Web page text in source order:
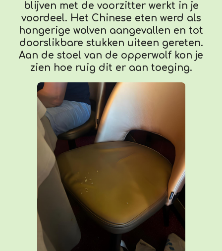
blijven met de voorzitter werkt in je
voordeel. Het Chinese eten werd als
hongerige wolven aangevallen en tot
doorslikbare stukken uiteen gereten.
Aan de stoel van de opperwolf kon je
zien hoe ruig dit er aan toeging.